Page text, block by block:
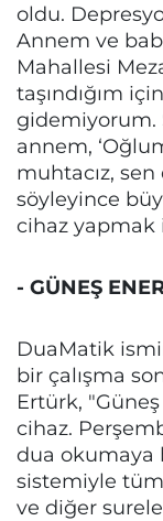
oldu.
Annem ve
Mahallesi
taşındığım
gidemiyorum.
annem,
muhtacız,
söyleyince
cihaz yapmak
- GÜNEŞ
DuaMatik
bir çalışma
Ertürk,
cihaz.
dua okumaya
sistemiyle
ve diğer